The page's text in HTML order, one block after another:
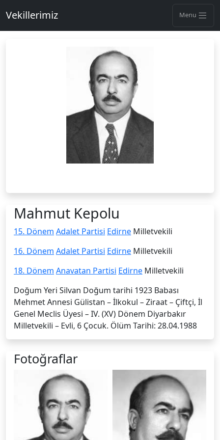
Vekillerimiz Menu
Mahmut Kepolu
15. Dönem Adalet Partisi Edirne Milletvekili
16. Dönem Adalet Partisi Edirne Milletvekili
18. Dönem Anavatan Partisi Edirne Milletvekili
Doğum Yeri Silvan Doğum tarihi 1923 Babası
Mehmet Annesi Gülistan – İlkokul – Ziraat – Çiftçi, İl
Genel Meclis Üyesi – IV. (XV) Dönem Diyarbakır
Milletvekili – Evli, 6 Çocuk. Ölüm Tarihi: 28.04.1988
Fotoğraflar